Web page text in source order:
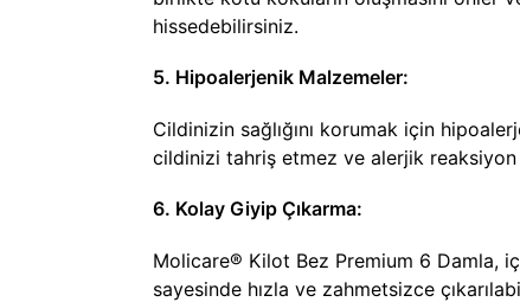
hissedebilirsiniz.
5. Hipoalerjenik Malzemeler:
Cildinizin sağlığını korumak için
cildinizi tahriş etmez ve alerjik
6. Kolay Giyip Çıkarma:
Molicare® Kilot Bez Premium 6 Damla, iç
sayesinde hızla ve zahmetsizce